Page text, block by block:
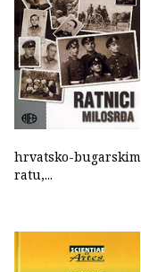
hrvatsko-
ratu,...